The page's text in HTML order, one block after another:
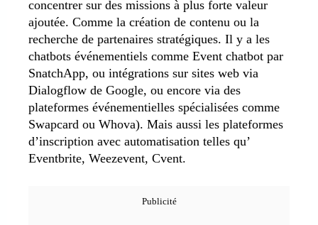
concentrer sur des missions à plus forte valeur
ajoutée. Comme la création de contenu ou la
recherche de partenaires stratégiques. Il y a les
chatbots événementiels comme Event chatbot par
SnatchApp, ou intégrations sur sites web via
Dialogflow de Google, ou encore via des
plateformes événementielles spécialisées comme
Swapcard ou Whova). Mais aussi les plateformes
d’inscription avec automatisation telles qu’
Eventbrite, Weezevent, Cvent.